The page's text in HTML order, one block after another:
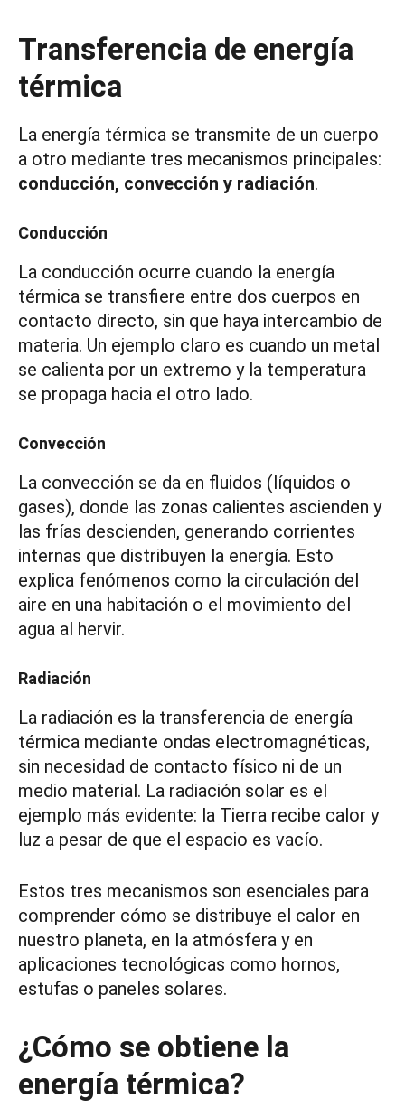
Transferencia de energía
térmica
La energía térmica se transmite de un cuerpo
a otro mediante tres mecanismos principales:
conducción, convección y radiación.
Conducción
La conducción ocurre cuando la energía
térmica se transfiere entre dos cuerpos en
contacto directo, sin que haya intercambio de
materia. Un ejemplo claro es cuando un metal
se calienta por un extremo y la temperatura
se propaga hacia el otro lado.
Convección
La convección se da en fluidos (líquidos o
gases), donde las zonas calientes ascienden y
las frías descienden, generando corrientes
internas que distribuyen la energía. Esto
explica fenómenos como la circulación del
aire en una habitación o el movimiento del
agua al hervir.
Radiación
La radiación es la transferencia de energía
térmica mediante ondas electromagnéticas,
sin necesidad de contacto físico ni de un
medio material. La radiación solar es el
ejemplo más evidente: la Tierra recibe calor y
luz a pesar de que el espacio es vacío.
Estos tres mecanismos son esenciales para
comprender cómo se distribuye el calor en
nuestro planeta, en la atmósfera y en
aplicaciones tecnológicas como hornos,
estufas o paneles solares.
¿Cómo se obtiene la
energía térmica?